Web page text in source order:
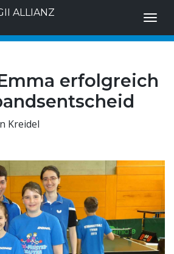
ALLIANZ
erfolgreich
Kreidel